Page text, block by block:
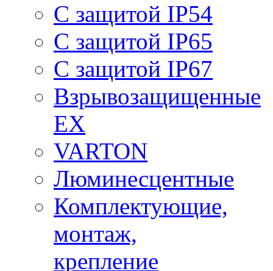
С защитой IP54
С защитой IP65
С защитой IP67
Взрывозащищенные
EX
VARTON
Люминесцентные
Комплектующие,
монтаж,
крепление